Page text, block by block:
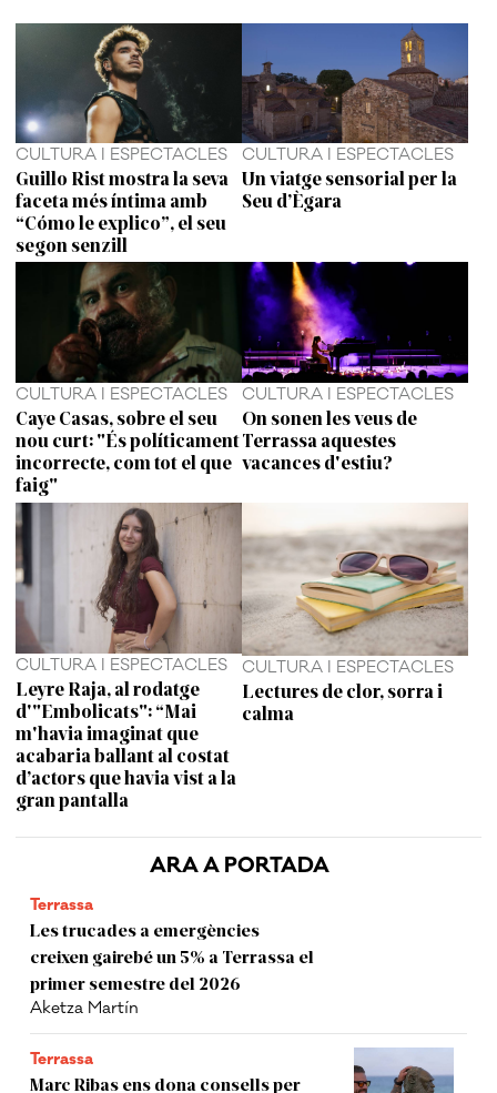
ARA A PORTADA
Terrassa
Les trucades a emergències
creixen gairebé un 5% a Terrassa el
primer semestre del 2026
Aketza Martín
Terrassa
Marc Ribas ens dona consells per
CULTURA I ESPECTACLES
Guillo Rist mostra la seva
faceta més íntima amb
“Cómo le explico”, el seu
segon senzill
CULTURA I ESPECTACLES
Un viatge sensorial per la
Seu d’Ègara
CULTURA I ESPECTACLES
Caye Casas, sobre el seu
nou curt: "És políticament
incorrecte, com tot el que
faig"
CULTURA I ESPECTACLES
On sonen les veus de
Terrassa aquestes
vacances d'estiu?
CULTURA I ESPECTACLES
Leyre Raja, al rodatge
d'"Embolicats": “Mai
m'havia imaginat que
acabaria ballant al costat
d’actors que havia vist a la
gran pantalla
CULTURA I ESPECTACLES
Lectures de clor, sorra i
calma